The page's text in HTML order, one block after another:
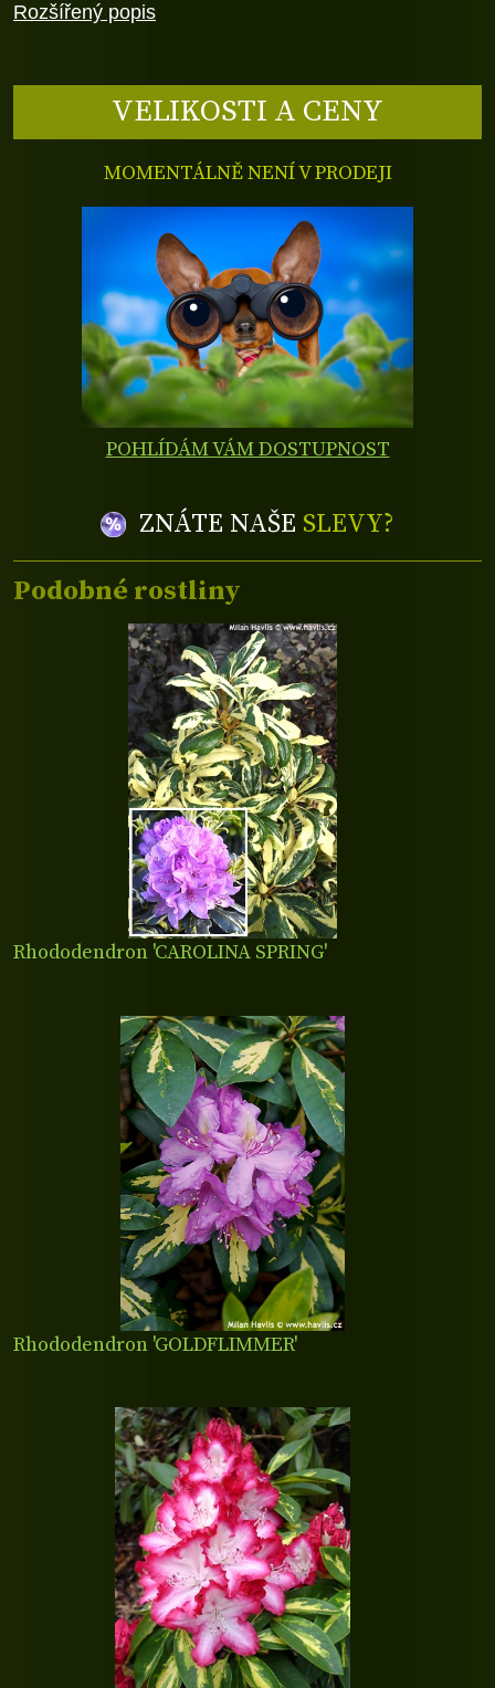
Rozšířený popis
VELIKOSTI A CENY
MOMENTÁLNĚ NENÍ V PRODEJI
POHLÍDÁM VÁM DOSTUPNOST
ZNÁTE NAŠE SLEVY?
Podobné rostliny
Rhododendron 'CAROLINA SPRING'
Rhododendron 'GOLDFLIMMER'